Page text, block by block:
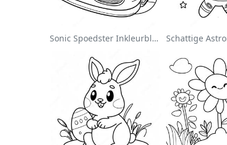
Sonic Spoedster Inkleurblad